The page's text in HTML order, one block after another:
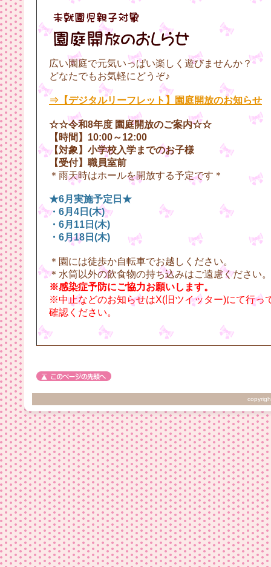
広い園庭で元気いっぱい楽しく遊びませんか？
どなたでもお気軽にどうぞ♪
⇒【デジタルリーフレット】園庭開放のお知らせ
☆☆令和8年度 園庭開放のご案内☆☆
【時間】10:00～12:00
【対象】小学校入学までのお子様
【受付】職員室前
＊雨天時はホールを開放する予定です＊
★6月実施予定日★
・6月4日(木)
・6月11日(木)
・6月18日(木)
＊園には徒歩か自転車でお越しください。
＊水筒以外の飲食物の持ち込みはご遠慮ください。
※感染症予防にご協力お願いします。
※中止などのお知らせはX(旧ツイッター)にて行っ
確認ください。